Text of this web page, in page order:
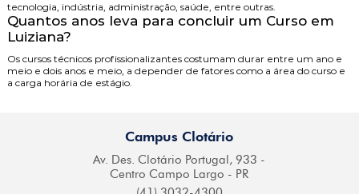
tecnologia, indústria, administração, saúde, entre outras.
Quantos anos leva para concluir um Curso em
Luiziana?
Os cursos técnicos profissionalizantes costumam durar entre um ano e
meio e dois anos e meio, a depender de fatores como a área do curso e
a carga horária de estágio.
Campus Clotário
Av. Des. Clotário Portugal, 933 -
Centro Campo Largo - PR